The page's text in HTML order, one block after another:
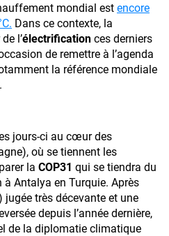
mondial est encore
Dans ce contexte, la
l’électrification ces derniers
de remettre à l’agenda
la référence mondiale
.
jours-ci au cœur des
où se tiennent les
la COP31 qui se tiendra du
Antalya en Turquie. Après
jugée très décevante et une
depuis l’année dernière,
de la diplomatie climatique